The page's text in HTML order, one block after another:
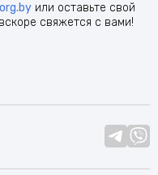
или оставьте свой
свяжется с вами!